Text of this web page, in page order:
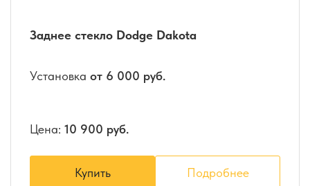
Заднее стекло Dodge Dakota
Установка от 6 000 руб.
Цена: 10 900 руб.
Купить Подробнее